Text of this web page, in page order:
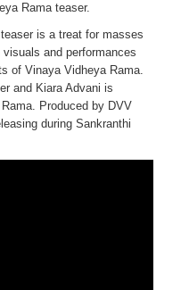
Rama teaser.
is a treat for masses
and performances
of Vinaya Vidheya Rama.
and Kiara Advani is
Produced by DVV
during Sankranthi